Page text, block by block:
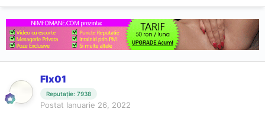
Flx01
Reputație: 7938
Postat Ianuarie 26, 2022